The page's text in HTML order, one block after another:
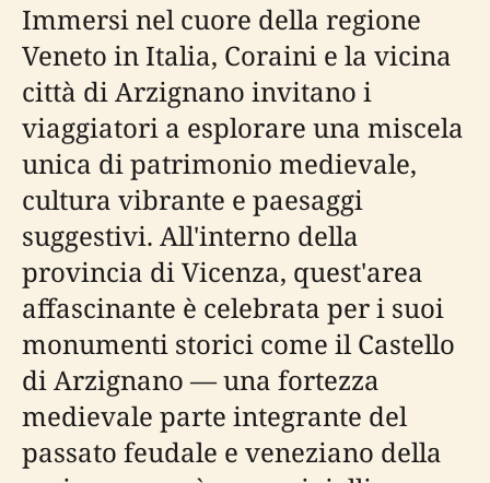
Immersi nel cuore della regione
Veneto in Italia, Coraini e la vicina
città di Arzignano invitano i
viaggiatori a esplorare una miscela
unica di patrimonio medievale,
cultura vibrante e paesaggi
suggestivi. All'interno della
provincia di Vicenza, quest'area
affascinante è celebrata per i suoi
monumenti storici come il Castello
di Arzignano — una fortezza
medievale parte integrante del
passato feudale e veneziano della